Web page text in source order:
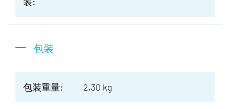
包装
包装重量: 2,30 kg